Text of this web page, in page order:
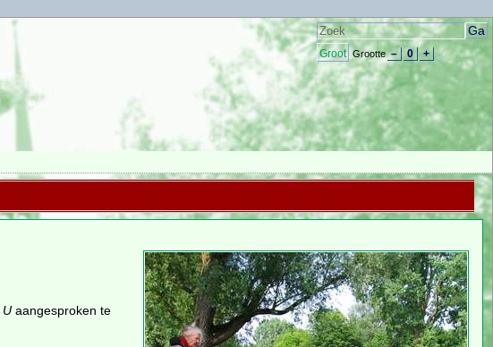
Groot Grootte – 0 +
Uaangesproken te